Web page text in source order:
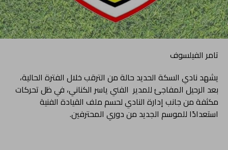
تامر الفيلسوف
يشهد نادي السكة الحديد حالة من الترقب خلال الفترة الحالية،
بعد الرحيل المفاجئ للمدير الفني ياسر الكناني، في ظل تحركات
مكثفة من جانب إدارة النادي لحسم ملف القيادة الفنية
استعدادًا للموسم الجديد من دوري المحترفين.